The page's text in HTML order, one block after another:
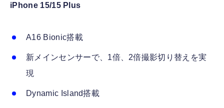
iPhone 15/15 Plus
A16 Bionic搭載
新メインセンサーで、1倍、2倍撮影切り替えを実
現
Dynamic Island搭載